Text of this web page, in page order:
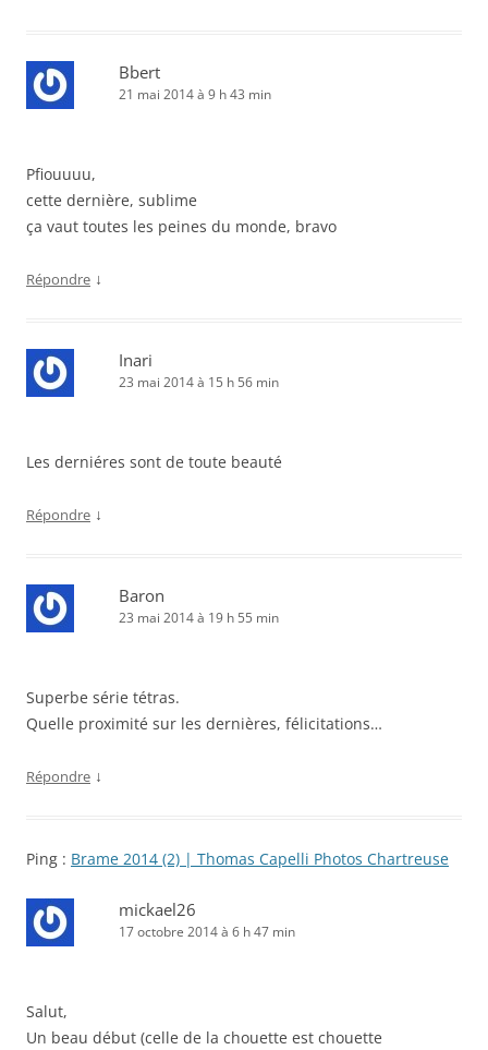
Bbert
21 mai 2014 à 9 h 43 min
Pfiouuuu,
cette dernière, sublime
ça vaut toutes les peines du monde, bravo
Répondre ↓
Inari
23 mai 2014 à 15 h 56 min
Les derniéres sont de toute beauté
Répondre ↓
Baron
23 mai 2014 à 19 h 55 min
Superbe série tétras.
Quelle proximité sur les dernières, félicitations…
Répondre ↓
Ping : Brame 2014 (2) | Thomas Capelli Photos Chartreuse
mickael26
17 octobre 2014 à 6 h 47 min
Salut,
Un beau début (celle de la chouette est chouette